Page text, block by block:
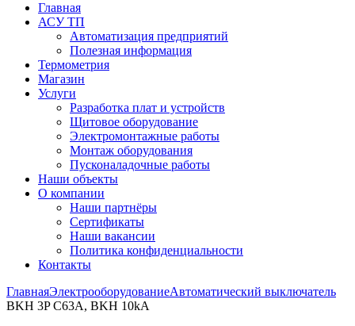
Главная
АСУ ТП
Автоматизация предприятий
Полезная информация
Термометрия
Магазин
Услуги
Разработка плат и устройств
Щитовое оборудование
Электромонтажные работы
Монтаж оборудования
Пусконаладочные работы
Наши объекты
О компании
Наши партнёры
Сертификаты
Наши вакансии
Политика конфиденциальности
Контакты
ГлавнаяЭлектрооборудованиеАвтоматический выключатель
BKH 3P C63A, BKH 10kA